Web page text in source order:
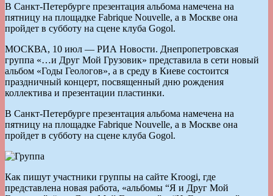
В Санкт-Петербурге презентация альбома намечена на
пятницу на площадке Fabrique Nouvelle, а в Москве она
пройдет в субботу на сцене клуба Gogol.
МОСКВА, 10 июл — РИА Новости. Днепропетровская
группа «…и Друг Мой Грузовик» представила в сети новый
альбом «Годы Геологов», а в среду в Киеве состоится
праздничный концерт, посвященный дню рождения
коллектива и презентации пластинки.
В Санкт-Петербурге презентация альбома намечена на
пятницу на площадке Fabrique Nouvelle, а в Москве она
пройдет в субботу на сцене клуба Gogol.
Как пишут участники группы на сайте Kroogi, где
представлена новая работа, «альбомы “Я и Друг Мой